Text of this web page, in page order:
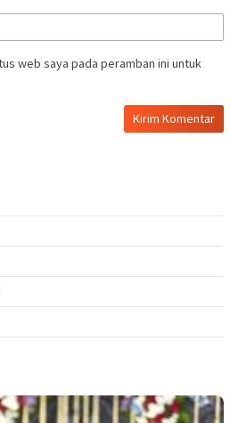
web saya pada peramban ini untuk